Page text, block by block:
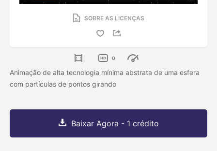
SOBRE AS LICENÇAS
0
Animação de alta tecnologia mínima abstrata de uma esfera
com partículas de pontos girando
Baixar Agora - 1 crédito